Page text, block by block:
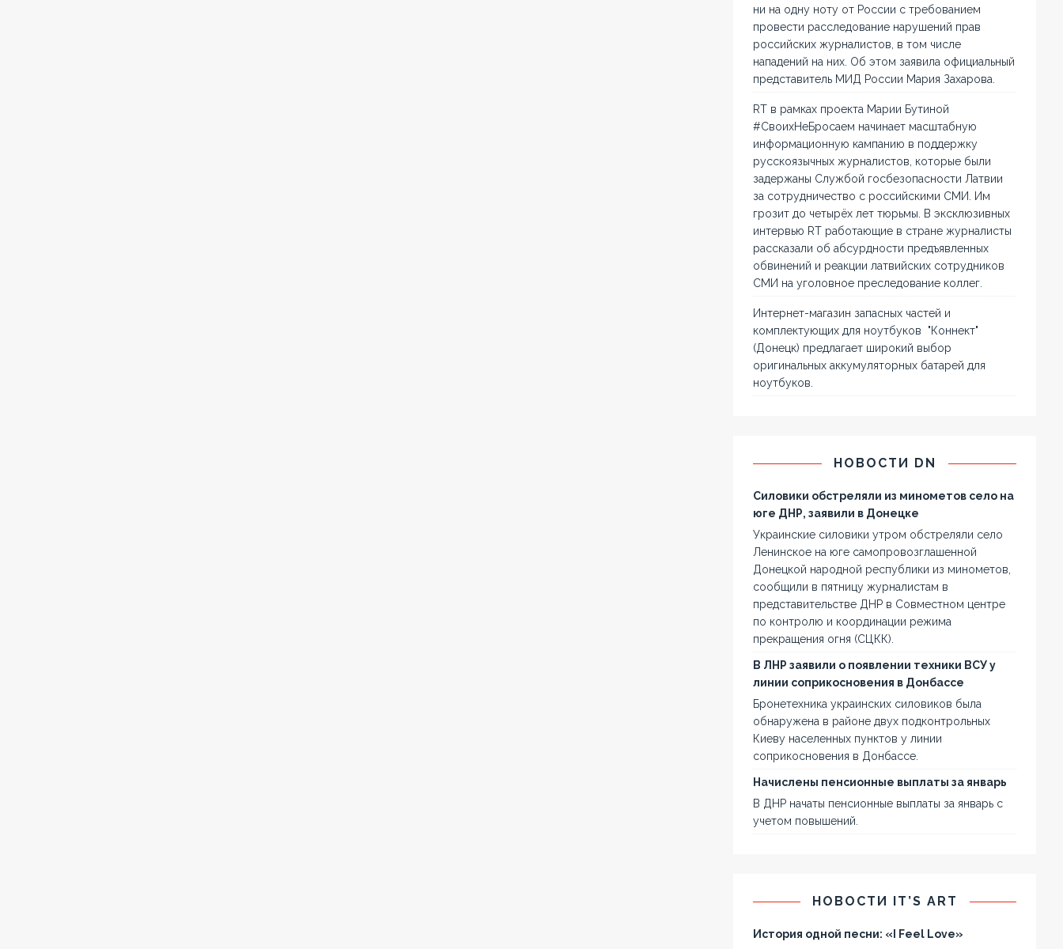
ни на одну ноту от России с требованием
провести расследование нарушений прав
российских журналистов, в том числе
нападений на них. Об этом заявила официальный
представитель МИД России Мария Захарова.
RT в рамках проекта Марии Бутиной
#СвоихНеБросаем начинает масштабную
информационную кампанию в поддержку
русскоязычных журналистов, которые были
задержаны Службой госбезопасности Латвии
за сотрудничество с российскими СМИ. Им
грозит до четырёх лет тюрьмы. В эксклюзивных
интервью RT работающие в стране журналисты
рассказали об абсурдности предъявленных
обвинений и реакции латвийских сотрудников
СМИ на уголовное преследование коллег.
Интернет-магазин запасных частей и
комплектующих для ноутбуков "Коннект"
(Донецк) предлагает широкий выбор
оригинальных аккумуляторных батарей для
ноутбуков.
НОВОСТИ DN
Силовики обстреляли из минометов село на
юге ДНР, заявили в Донецке
Украинские силовики утром обстреляли село
Ленинское на юге самопровозглашенной
Донецкой народной республики из минометов,
сообщили в пятницу журналистам в
представительстве ДНР в Совместном центре
по контролю и координации режима
прекращения огня (СЦКК).
В ЛНР заявили о появлении техники ВСУ у
линии соприкосновения в Донбассе
Бронетехника украинских силовиков была
обнаружена в районе двух подконтрольных
Киеву населенных пунктов у линии
соприкосновения в Донбассе.
Начислены пенсионные выплаты за январь
В ДНР начаты пенсионные выплаты за январь с
учетом повышений.
НОВОСТИ IT’S ART
История одной песни: «I Feel Love»